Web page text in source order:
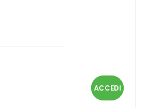
ACCEDI